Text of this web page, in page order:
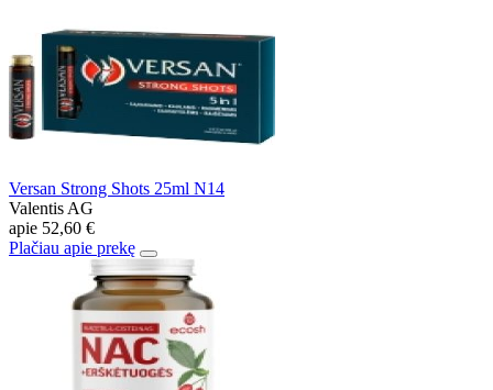
Versan Strong Shots 25ml N14
Valentis AG
apie 52,60 €
Plačiau apie prekę